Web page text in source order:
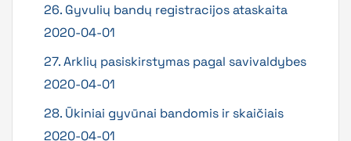
26. Gyvulių bandų registracijos ataskaita
2020-04-01
27. Arklių pasiskirstymas pagal savivaldybes
2020-04-01
28. Ūkiniai gyvūnai bandomis ir skaičiais
2020-04-01